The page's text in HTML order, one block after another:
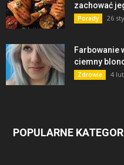
zachować
Porady 26
Farbowanie
ciemny blond
Zdrowie 4
POPULARNE